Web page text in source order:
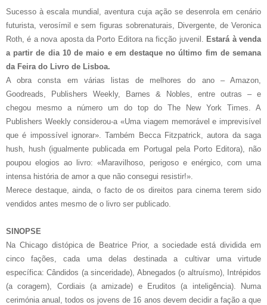
Sucesso à escala mundial, aventura cuja ação se desenrola em cenário
futurista, verosímil e sem figuras sobrenaturais, Divergente, de Veronica
Roth, é a nova aposta da Porto Editora na ficção juvenil.
Estará à venda
a partir de dia 10 de maio e em destaque no último fim de semana
da Feira do Livro de Lisboa.
A obra consta em várias listas de melhores do ano – Amazon,
Goodreads, Publishers Weekly, Barnes & Nobles, entre outras – e
chegou mesmo a número um do top do The New York Times. A
Publishers Weekly considerou-a «Uma viagem memorável e imprevisível
que é impossível ignorar». Também Becca Fitzpatrick, autora da saga
hush, hush (igualmente publicada em Portugal pela Porto Editora), não
poupou elogios ao livro: «Maravilhoso, perigoso e enérgico, com uma
intensa história de amor a que não consegui resistir!».
Merece destaque, ainda, o facto de os direitos para cinema terem sido
vendidos antes mesmo de o livro ser publicado.
SINOPSE
Na Chicago distópica de Beatrice Prior, a sociedade está dividida em
cinco fações, cada uma delas destinada a cultivar uma virtude
específica: Cândidos (a sinceridade), Abnegados (o altruísmo), Intrépidos
(a coragem), Cordiais (a amizade) e Eruditos (a inteligência). Numa
cerimónia anual, todos os jovens de 16 anos devem decidir a fação a que